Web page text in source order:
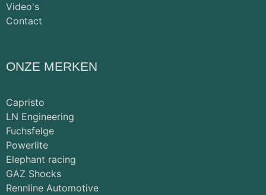
Video's
Contact
ONZE MERKEN
Capristo
LN Engineering
Fuchsfelge
Powerlite
Elephant racing
GAZ Shocks
Rennline Automotive